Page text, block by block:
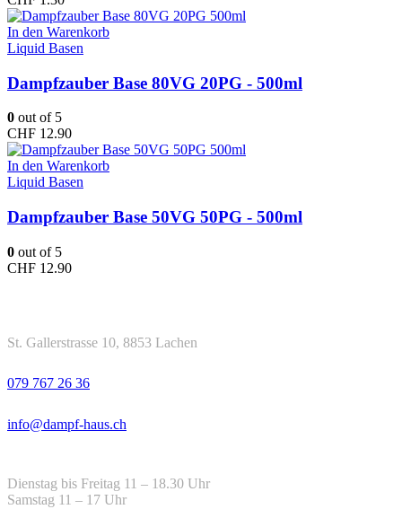
In den Warenkorb
Liquid Basen
Dampfzauber Base 80VG 20PG - 500ml
0 out of 5
CHF 12.90
In den Warenkorb
Liquid Basen
Dampfzauber Base 50VG 50PG - 500ml
0 out of 5
CHF 12.90
St. Gallerstrasse 10, 8853 Lachen
079 767 26 36
info@dampf-haus.ch
Dienstag bis Freitag 11 – 18.30 Uhr
Samstag 11 – 17 Uhr